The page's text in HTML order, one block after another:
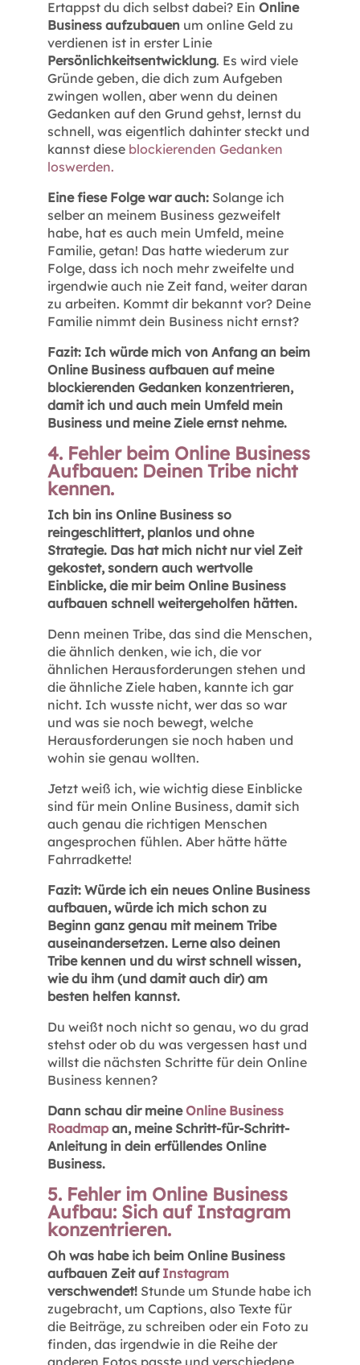
Ertappst du dich selbst dabei? EinOnline
Business aufzubauen um online Geld zu
verdienen ist in erster Linie
Persönlichkeitsentwicklung. Es wird viele
Gründe geben, die dich zum Aufgeben
zwingen wollen, aber wenn du deinen
Gedanken auf den Grund gehst, lernst du
schnell, was eigentlich dahinter steckt und
kannst diese blockierenden Gedanken
loswerden.
Eine fiese Folge war auch: Solange ich
selber an meinem Business gezweifelt
habe, hat es auch mein Umfeld, meine
Familie, getan! Das hatte wiederum zur
Folge, dass ich noch mehr zweifelte und
irgendwie auch nie Zeit fand, weiter daran
zu arbeiten. Kommt dir bekannt vor? Deine
Familie nimmt dein Business nicht ernst?
Fazit: Ich würde mich von Anfang an beim
Online Business aufbauen auf meine
blockierenden Gedanken konzentrieren,
damit ich und auch mein Umfeld mein
Business und meine Ziele ernst nehme.
4. Fehler beim Online Business
Aufbauen: Deinen Tribe nicht
kennen.
Ich bin ins Online Business so
reingeschlittert, planlos und ohne
Strategie. Das hat mich nicht nur viel Zeit
gekostet, sondern auch wertvolle
Einblicke, die mir beim Online Business
aufbauen schnell weitergeholfen hätten.
Denn meinen Tribe, das sind die Menschen,
die ähnlich denken, wie ich, die vor
ähnlichen Herausforderungen stehen und
die ähnliche Ziele haben, kannte ich gar
nicht. Ich wusste nicht, wer das so war
und was sie noch bewegt, welche
Herausforderungen sie noch haben und
wohin sie genau wollten.
Jetzt weiß ich, wie wichtig diese Einblicke
sind für mein Online Business, damit sich
auch genau die richtigen Menschen
angesprochen fühlen. Aber hätte hätte
Fahrradkette!
Fazit: Würde ich ein neues Online Business
aufbauen, würde ich mich schon zu
Beginn ganz genau mit meinem Tribe
auseinandersetzen. Lerne also deinen
Tribe kennen und du wirst schnell wissen,
wie du ihm (und damit auch dir) am
besten helfen kannst.
Du weißt noch nicht so genau, wo du grad
stehst oder ob du was vergessen hast und
willst die nächsten Schritte für dein Online
Business kennen?
Dann schau dir meineOnline Business
Roadmap an, meine Schritt-für-Schritt-
Anleitung in dein erfüllendes Online
Business.
5. Fehler im Online Business
Aufbau: Sich auf Instagram
konzentrieren.
Oh was habe ich beim Online Business
aufbauen Zeit auf Instagram
verschwendet! Stunde um Stunde habe ich
zugebracht, um Captions, also Texte für
die Beiträge, zu schreiben oder ein Foto zu
finden, das irgendwie in die Reihe der